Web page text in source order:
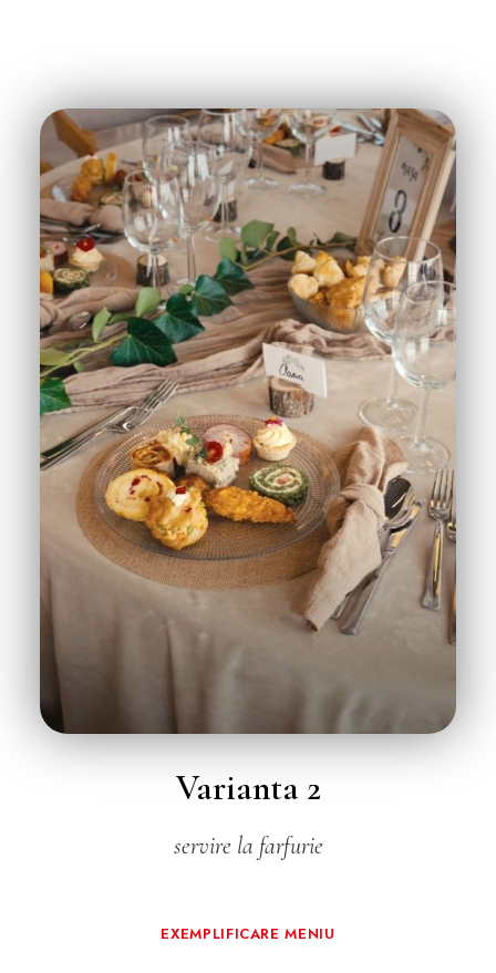
Varianta 2
servire la farfurie
EXEMPLIFICARE MENIU